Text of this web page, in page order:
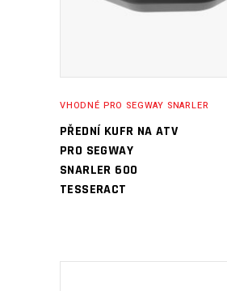
VHODNÉ PRO SEGWAY SNARLER
PŘEDNÍ KUFR NA ATV
PRO SEGWAY
SNARLER 600
TESSERACT